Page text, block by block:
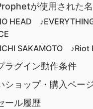
が使用された
HEAD
SAKAMOTO ♪Riot
ラグイン動作条件
ショップ・購入ペー
ール履歴